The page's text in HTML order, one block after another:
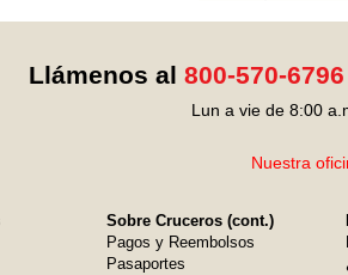
Llámenos al 800-570-6796
Lun a vie de 8:00
Nuestra
Sobre Cruceros (cont.)
Pagos y Reembolsos
Pasaportes